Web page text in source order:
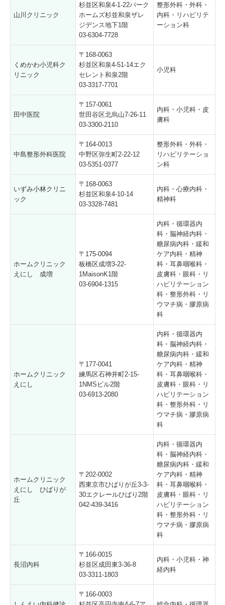
山川クリニック
杉並区和泉4-1-22パーク
ホームズ杉並和泉ザレ
ジデンス地下1階
03-6304-7728
整形外科・外科・
内科・リハビリテ
ーション科
くめかわ小児科ク
リニック
〒168-0063
杉並区和泉4-51-14エク
セレント和泉2階
03-3317-7701
小児科
田中医院
〒157-0061
世田谷区北烏山7-26-11
03-3300-2110
内科・小児科・皮
膚科
中島整形外科医院
〒164-0013
中野区弥生町2-22-12
03-5351-0377
整形外科・外科・
リハビリテーショ
ン科
いずみ小林クリニ
ック
〒168-0063
杉並区和泉4-10-14
03-3328-7481
内科・心療内科・
精神科
ホームクリニック
えにし 成増
〒175-0094
板橋区成増3-22-
1MaisonK1階
03-6904-1315
内科・循環器内
科・脳神経内科・
糖尿病内科・緩和
ケア内科・精神
科・耳鼻咽喉科・
皮膚科・眼科・リ
ハビリテーション
科・整形外科・リ
ウマチ病・膠原病
科
ホームクリニック
えにし
〒177-0041
練馬区石神井町2-15-
1NMSビル2階
03-6913-2080
内科・循環器内
科・脳神経内科・
糖尿病内科・緩和
ケア内科・精神
科・耳鼻咽喉科・
皮膚科・眼科・リ
ハビリテーション
科・整形外科・リ
ウマチ病・膠原病
科
ホームクリニック
えにし ひばりが
丘
〒202-0002
西東京市ひばりが丘3-3-
30エクレールひばり2階
042-439-3416
内科・循環器内
科・脳神経内科・
糖尿病内科・緩和
ケア内科・精神
科・耳鼻咽喉科・
皮膚科・眼科・リ
ハビリテーション
科・整形外科・リ
ウマチ病・膠原病
科
長沼内科
〒166-0015
杉並区成田東3-36-8
03-3311-1803
内科・小児科・神
経内科
〒166-0003